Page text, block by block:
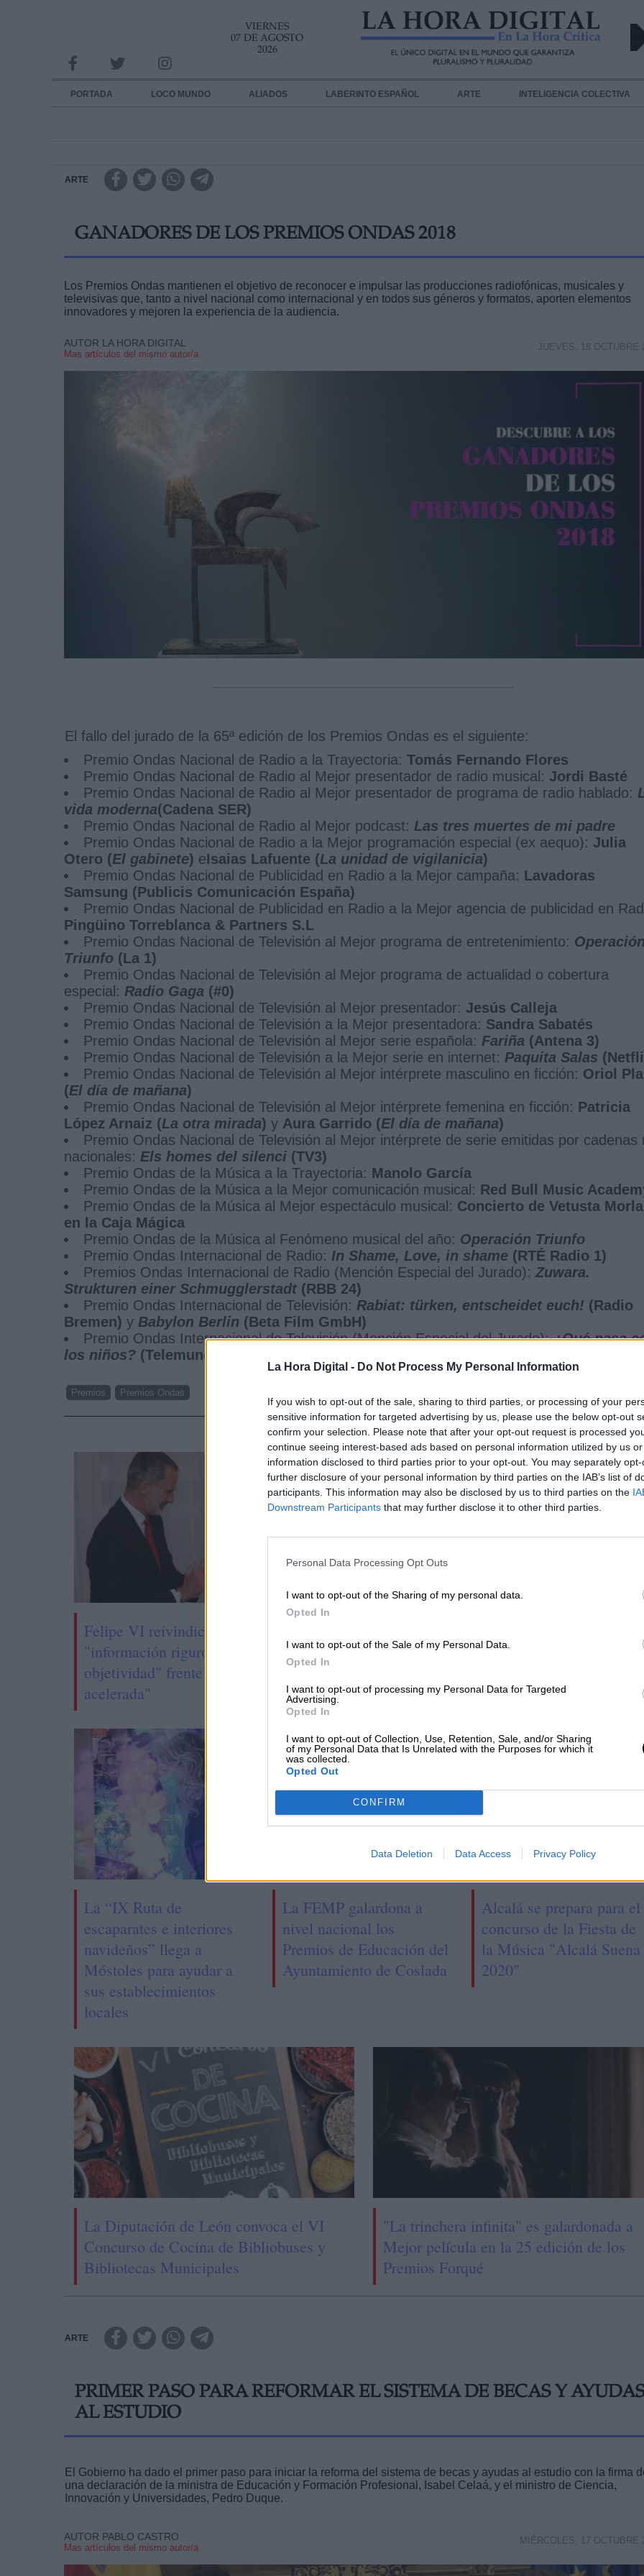
La Hora Digital - Do Not Process My Personal Information
If you wish to opt-out of the sale, sharing to third parties, or processing of your
sensitive information for targeted advertising by us, please use the below opt-out
confirm your selection. Please note that after your opt-out request is processed
continue seeing interest-based ads based on personal information utilized by us
information disclosed to third parties prior to your opt-out. You may separately
further disclosure of your personal information by third parties on the IAB’s list of
participants. This information may also be disclosed by us to third parties on the
Downstream Participants that may further disclose it to other third parties.
Personal Data Processing Opt Outs
I want to opt-out of the Sharing of my personal data.
Opted In
I want to opt-out of the Sale of my Personal Data.
Opted In
I want to opt-out of processing my Personal Data for Targeted
Advertising.
Opted In
I want to opt-out of Collection, Use, Retention, Sale, and/or Sharing
of my Personal Data that Is Unrelated with the Purposes for which it
was collected.
Opted Out
CONFIRM
Data Deletion Data Access Privacy Policy
VIERNES
07 DE AGOSTO
2026
PORTADA LOCO MUNDO ALIADOS LABERINTO ESPAÑOL ARTE INTELIGENCIA COLECTIVA
ARTE
GANADORES DE LOS PREMIOS ONDAS 2018
Los Premios Ondas mantienen el objetivo de reconocer e impulsar las producciones radiofónicas, musicales y
televisivas que, tanto a nivel nacional como internacional y en todos sus géneros y formatos, aporten elementos
innovadores y mejoren la experiencia de la audiencia.
AUTOR LA HORA DIGITAL
Mas artículos del mismo autor/a
JUEVES, 18 OCTUBRE
El fallo del jurado de la 65ª edición de los Premios Ondas es el siguiente:
Premio Ondas Nacional de Radio a la Trayectoria: Tomás Fernando Flores
Premio Ondas Nacional de Radio al Mejor presentador de radio musical: Jordi Basté
Premio Ondas Nacional de Radio al Mejor presentador de programa de radio hablado:
vida moderna(Cadena SER)
Premio Ondas Nacional de Radio al Mejor podcast: Las tres muertes de mi padre
Premio Ondas Nacional de Radio a la Mejor programación especial (ex aequo): Julia
Otero (El gabinete) eIsaias Lafuente (La unidad de vigilanicia)
Premio Ondas Nacional de Publicidad en Radio a la Mejor campaña: Lavadoras
Samsung (Publicis Comunicación España)
Premio Ondas Nacional de Publicidad en Radio a la Mejor agencia de publicidad en
Pingüino Torreblanca & Partners S.L
Premio Ondas Nacional de Televisión al Mejor programa de entretenimiento: Operación
Triunfo (La 1)
Premio Ondas Nacional de Televisión al Mejor programa de actualidad o cobertura
especial: Radio Gaga (#0)
Premio Ondas Nacional de Televisión al Mejor presentador: Jesús Calleja
Premio Ondas Nacional de Televisión a la Mejor presentadora: Sandra Sabatés
Premio Ondas Nacional de Televisión al Mejor serie española: Fariña (Antena 3)
Premio Ondas Nacional de Televisión a la Mejor serie en internet: Paquita Salas
Premio Ondas Nacional de Televisión al Mejor intérprete masculino en ficción: Oriol Pla
(El día de mañana)
Premio Ondas Nacional de Televisión al Mejor intérprete femenina en ficción: Patricia
López Arnaiz (La otra mirada) y Aura Garrido (El día de mañana)
Premio Ondas Nacional de Televisión al Mejor intérprete de serie emitidas por cadenas
nacionales: Els homes del silenci (TV3)
Premio Ondas de la Música a la Trayectoria: Manolo García
Premio Ondas de la Música a la Mejor comunicación musical: Red Bull Music
Premio Ondas de la Música al Mejor espectáculo musical: Concierto de Vetusta Morla
en la Caja Mágica
Premio Ondas de la Música al Fenómeno musical del año: Operación Triunfo
Premio Ondas Internacional de Radio: In Shame, Love, in shame (RTÉ Radio 1)
Premios Ondas Internacional de Radio (Mención Especial del Jurado): Zuwara.
Strukturen einer Schmugglerstadt (RBB 24)
Premio Ondas Internacional de Televisión: Rabiat: türken, entscheidet euch! (Radio
Bremen) y Babylon Berlin (Beta Film GmbH)
Premio Ondas Internacional de Televisión (Mención Especial del Jurado):¿Qué pasa
los niños? (Telemundo)
Premios Premios Ondas
NOTICIAS RELACIONADAS
Felipe VI reivindica un periodismo de
"información rigurosa y mayor
objetividad" frente a una "inmediatez
acelerada"
premios Manuel Marín, con Hidalgo y
La “IX Ruta de
escaparates e interiores
navideños” llega a
Móstoles para ayudar a
sus establecimientos
locales
La FEMP galardona a
nivel nacional los
Premios de Educación del
Ayuntamiento de Coslada
Alcalá se prepara para el
concurso de la Fiesta de
la Música "Alcalá Suena
2020"
La Diputación de León convoca el VI
Concurso de Cocina de Bibliobuses y
Bibliotecas Municipales
"La trinchera infinita" es galardonada a
Mejor película en la 25 edición de los
Premios Forqué
ARTE
PRIMER PASO PARA REFORMAR EL SISTEMA DE BECAS Y AYUDAS
AL ESTUDIO
El Gobierno ha dado el primer paso para iniciar la reforma del sistema de becas y ayudas al estudio con la firma
una declaración de la ministra de Educación y Formación Profesional, Isabel Celaá, y el ministro de Ciencia,
Innovación y Universidades, Pedro Duque.
AUTOR PABLO CASTRO
Mas artículos del mismo autor/a
MIÉRCOLES, 17 OCTUBRE
INFORMACION SOBRE LA PROTECCIÓN DE TUS DATOS
Responsable:
Destinatarios:
link
Información adicional
link